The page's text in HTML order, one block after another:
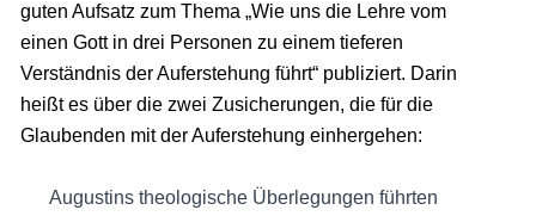
guten Aufsatz zum Thema „Wie uns die Lehre vom
einen Gott in drei Personen zu einem tieferen
Verständnis der Auferstehung führt“ publiziert. Darin
heißt es über die zwei Zusicherungen, die für die
Glaubenden mit der Auferstehung einhergehen:
Augustins theologische Überlegungen führten